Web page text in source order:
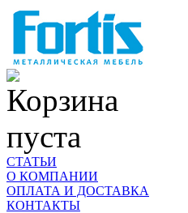
Корзина
пуста
СТАТЬИ
О КОМПАНИИ
ОПЛАТА И ДОСТАВКА
КОНТАКТЫ